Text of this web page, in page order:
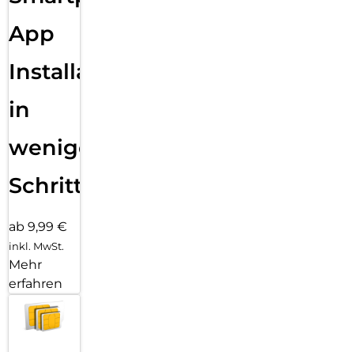
App
Installation
in
wenigen
Schritten
ab 9,99 €
inkl. MwSt.
Mehr
erfahren